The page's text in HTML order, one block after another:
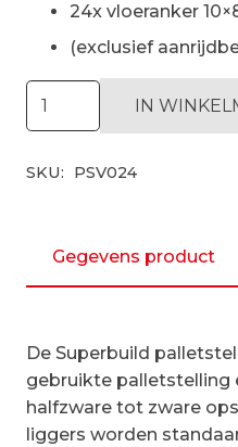
24x vloeranker
(exclusief
D1100,
voordeelrij
2700
mm
aantal
IN
SKU: PSV024
Gegevens product
De Superbuild
gebruikte palletstelling
halfzware tot zware
liggers worden